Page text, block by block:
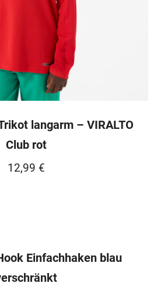
langarm – VIRALTO
Club rot
12,99 €
Einfachhaken blau